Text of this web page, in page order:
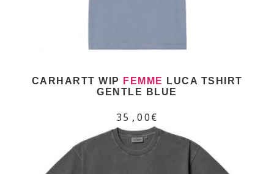
CARHARTT WIP FEMME
LUCA TSHIRT
GENTLE BLUE
35,00€